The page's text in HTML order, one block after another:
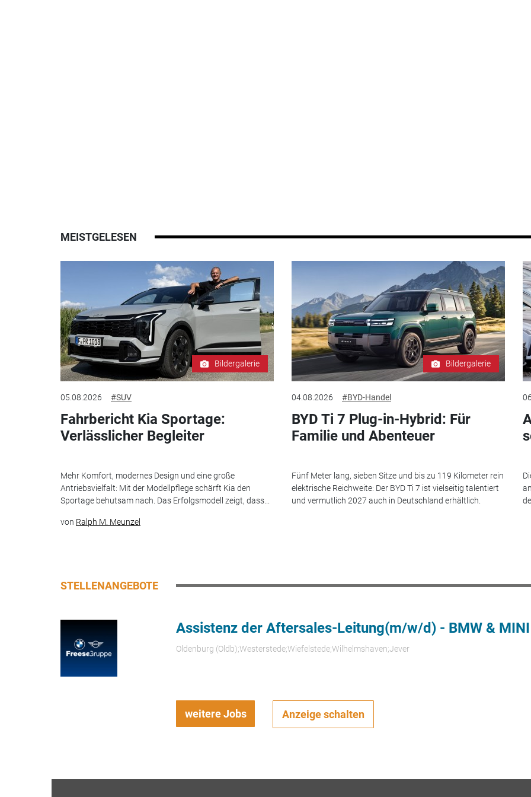
MEISTGELESEN
Bildergalerie
05.08.2026 #SUV
Fahrbericht Kia Sportage:
Verlässlicher Begleiter
Mehr Komfort, modernes Design und eine große
Antriebsvielfalt: Mit der Modellpflege schärft Kia den
Sportage behutsam nach. Das Erfolgsmodell zeigt, dass...
von Ralph M. Meunzel
Bildergalerie
04.08.2026 #BYD-Handel
BYD Ti 7 Plug-in-Hybrid: Für
Familie und Abenteuer
Fünf Meter lang, sieben Sitze und bis zu 119 Kilometer rein
elektrische Reichweite: Der BYD Ti 7 ist vielseitig talentiert
und vermutlich 2027 auch in Deutschland erhältlich.
STELLENANGEBOTE
Assistenz der Aftersales-Leitung(m/w/d) - BMW & MINI
Oldenburg (Oldb);Westerstede;Wiefelstede;Wilhelmshaven;Jever
weitere Jobs Anzeige schalten